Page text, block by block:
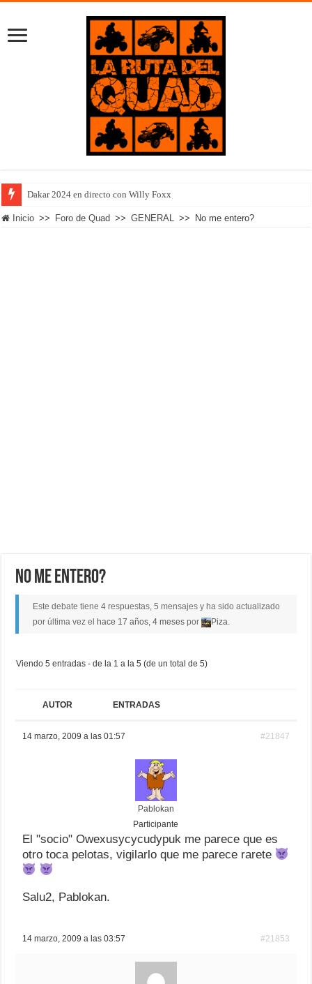
Dakar 2024 en directo con Willy Foxx
Inicio >> Foro de Quad >> GENERAL >> No me entero?
No me entero?
Este debate tiene 4 respuestas, 5 mensajes y ha sido actualizado
por última vez el
hace 17 años, 4 mesespor Piza.
Viendo 5 entradas - de la 1 a la 5 (de un total de 5)
AUTOR ENTRADAS
14 marzo, 2009 a las 01:57 #21847
Pablokan
Participante
El "socio" Owexusycycudypuk me parece que es
otro toca pelotas, vigilarlo que me parece rarete
Salu2, Pablokan.
14 marzo, 2009 a las 03:57 #21853